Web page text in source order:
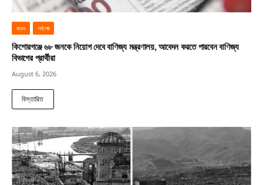
জবস সর্বশেষ
কিশোরগঞ্জে ৬৮ জনকে নিয়োগ দেবে বাণিজ্য মন্ত্রণালয়, আবেদন করতে পারবেন বাণিজ্য
বিভাগের প্রার্থীরা
August 6, 2026
বিস্তারিত